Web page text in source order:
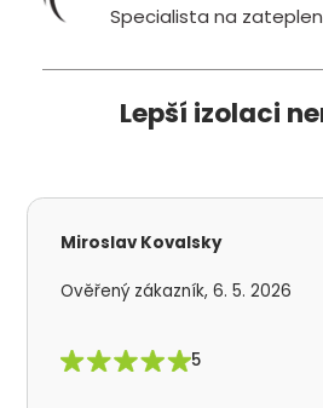
Specialista na
Lepší izolaci
Miroslav Kovalsky
Ověřený zákazník, 6. 5. 2026
5